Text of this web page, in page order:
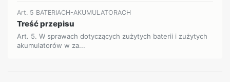
Art. 5 BATERIACH-AKUMULATORACH
Treść przepisu
Art. 5. W sprawach dotyczących zużytych baterii i zużytych
akumulatorów w za...